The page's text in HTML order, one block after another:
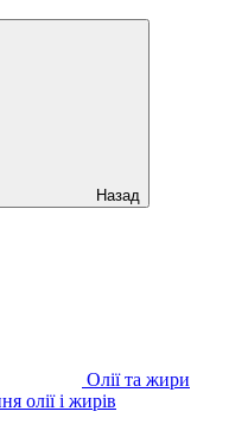
Назад
Олії та жири
олії і жирів